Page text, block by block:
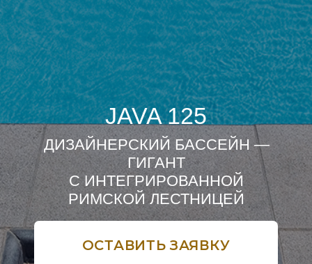
Заказать звонок
ОСТАВИТЬ ЗАЯВКУ
JAVA 125
ДИЗАЙНЕРСКИЙ БАССЕЙН —
ГИГАНТ
С ИНТЕГРИРОВАННОЙ
РИМСКОЙ ЛЕСТНИЦЕЙ
КОНСУЛЬТАЦИЯ